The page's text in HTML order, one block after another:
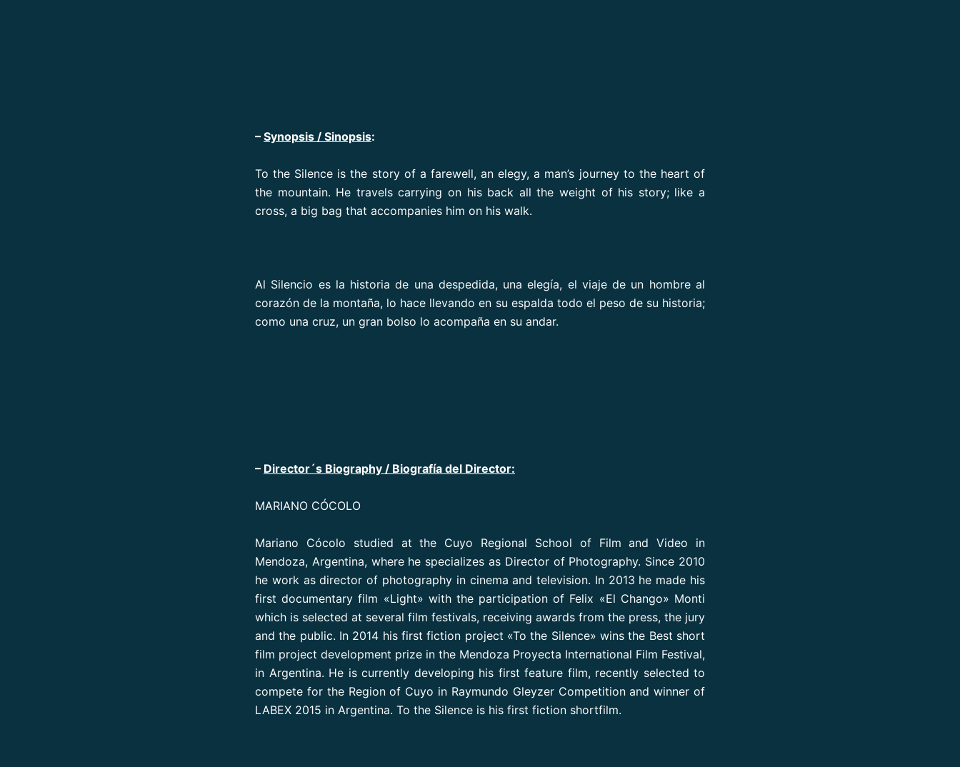
– Synopsis / Sinopsis:
To the Silence is the story of a farewell, an elegy, a man’s journey to the heart of
the mountain. He travels carrying on his back all the weight of his story; like a
cross, a big bag that accompanies him on his walk.
Al Silencio es la historia de una despedida, una elegía, el viaje de un hombre al
corazón de la montaña, lo hace llevando en su espalda todo el peso de su historia;
como una cruz, un gran bolso lo acompaña en su andar.
– Director´s Biography / Biografía del Director:
MARIANO CÓCOLO
Mariano Cócolo studied at the Cuyo Regional School of Film and Video in
Mendoza, Argentina, where he specializes as Director of Photography. Since 2010
he work as director of photography in cinema and television. In 2013 he made his
first documentary film «Light» with the participation of Felix «El Chango» Monti
which is selected at several film festivals, receiving awards from the press, the jury
and the public. In 2014 his first fiction project «To the Silence» wins the Best short
film project development prize in the Mendoza Proyecta International Film Festival,
in Argentina. He is currently developing his first feature film, recently selected to
compete for the Region of Cuyo in Raymundo Gleyzer Competition and winner of
LABEX 2015 in Argentina. To the Silence is his first fiction shortfilm.